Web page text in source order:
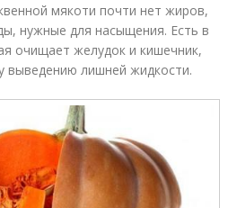
мякоти почти нет жиров,
нужные для насыщения. Есть в
очищает желудок и кишечник,
выведению лишней жидкости.